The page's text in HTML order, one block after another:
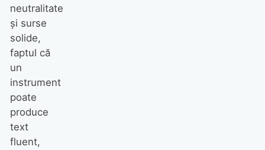
neutralitate
și surse
solide,
faptul că
un
instrument
poate
produce
text
fluent,